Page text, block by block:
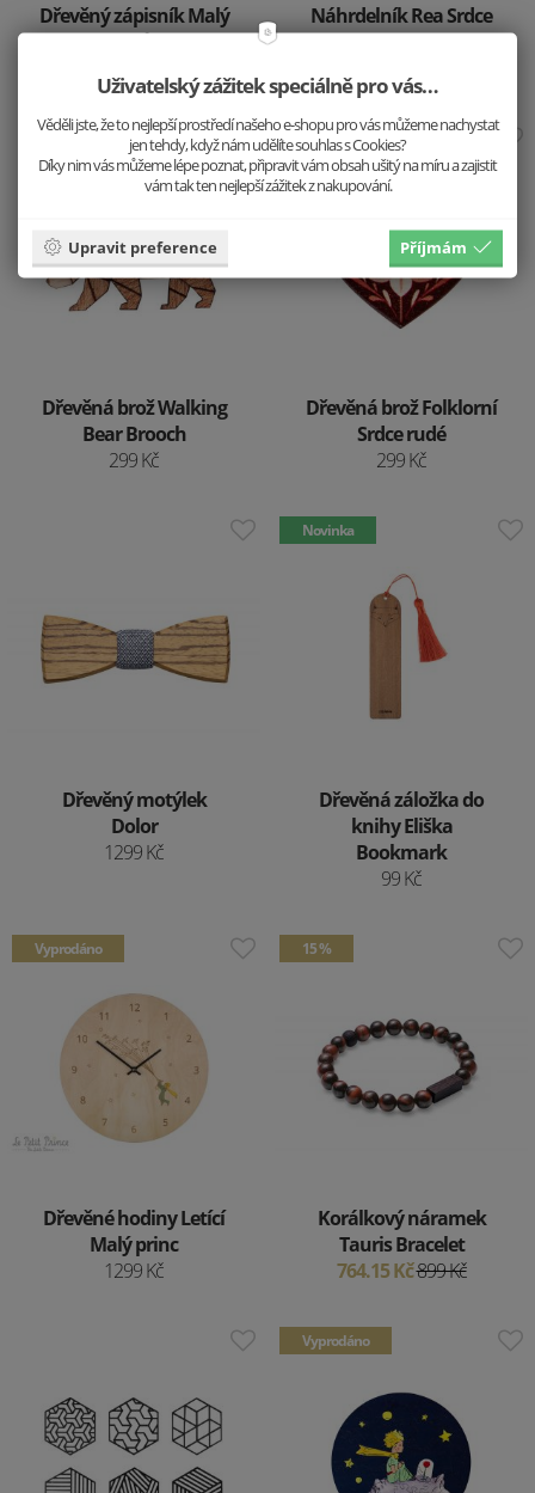
Dřevěný zápisník Malý
princ a růže A5
Náhrdelník Rea Srdce
Dřevěná brož Walking
Bear Brooch
299 Kč
Dřevěná brož Folklorní
Srdce rudé
299 Kč
Dřevěný motýlek
Dolor
1299 Kč
Novinka
Dřevěná záložka do
knihy Eliška
Bookmark
99 Kč
Vyprodáno
Dřevěné hodiny Letící
Malý princ
1299 Kč
15 %
Korálkový náramek
Tauris Bracelet
764.15 Kč899 Kč
Vyprodáno
Uživatelský zážitek speciálně pro vás…
Věděli jste, že to nejlepší prostředí našeho e-shopu pro vás můžeme nachystat
jen tehdy, když nám udělíte souhlas s Cookies?
Díky nim vás můžeme lépe poznat, připravit vám obsah ušitý na míru a zajistit
vám tak ten nejlepší zážitek z nakupování.
Upravit preference Příjmám